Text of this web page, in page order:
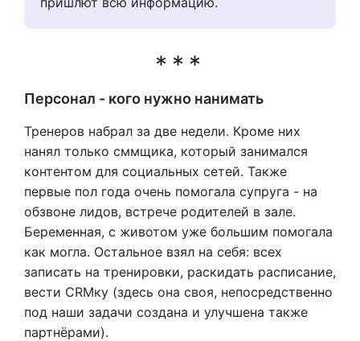
Персонал - кого нужно нанимать
Тренеров набрал за две недели. Кроме них
нанял только сммщика, который занимался
контентом для социальных сетей. Также
первые пол года очень помогала супруга - на
обзвоне лидов, встрече родителей в зале.
Беременная, с животом уже большим помогала
как могла. Остальное взял на себя: всех
записать на тренировки, раскидать расписание,
вести CRMку (здесь она своя, непосредственно
под наши задачи создана и улучшена также
партнёрами).